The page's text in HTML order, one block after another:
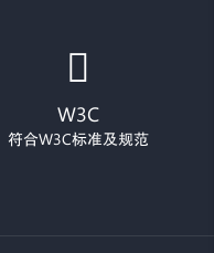
W3C
符合W3C标准及规范